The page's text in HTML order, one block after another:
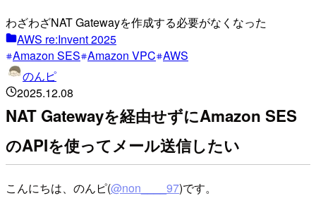
わざわざNAT Gatewayを作成する必要がなくなった
AWS re:Invent 2025
Amazon SES Amazon VPC AWS
のんピ
2025.12.08
NAT Gatewayを経由せずにAmazon SES
のAPIを使ってメール送信したい
こんにちは、のんピ(@non____97)です。